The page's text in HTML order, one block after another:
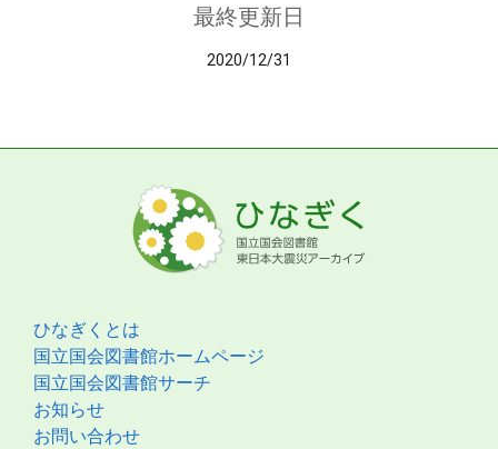
最終更新日
2020/12/31
ひなぎくとは
国立国会図書館ホームページ
国立国会図書館サーチ
お知らせ
お問い合わせ